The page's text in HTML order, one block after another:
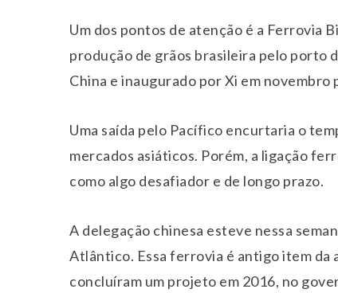
Um dos pontos de atenção é a Ferrovia
produção de grãos brasileira pelo porto
China e inaugurado por Xi em novembro
Uma saída pelo Pacífico encurtaria o
mercados asiáticos. Porém, a ligação
como algo desafiador e de longo prazo.
A delegação chinesa esteve nessa
Atlântico. Essa ferrovia é antigo item da
concluíram um projeto em 2016, no